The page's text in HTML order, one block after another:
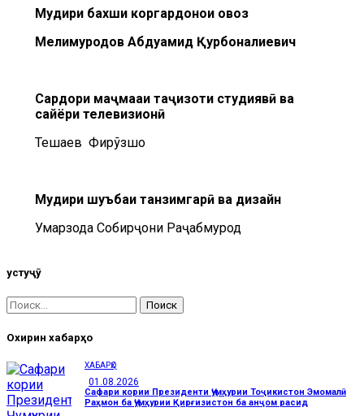
Мудири бахши коргардонҳои овоз
Мелимуродов Абдуҳамид Қурбоналиевич
Сардори маҷмааи таҷҳизоти студиявӣ ва
сайёри телевизионӣ
Тешаев Фирўзшоҳ
Мудири шуъбаи танзимгарӣ ва дизайн
Умарзода Собирҷони Раҷабмурод
Ҷустуҷӯ
Охирин хабарҳо
ХАБАРҲО
01.08.2026
Сафари кории Президенти Ҷумҳурии Тоҷикистон Эмомалӣ
Раҳмон ба Ҷумҳурии Қирғизистон ба анҷом расид